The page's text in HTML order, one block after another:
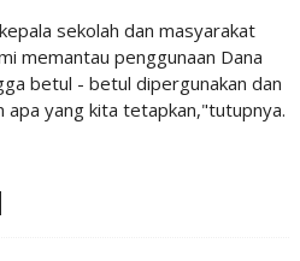
sekolah dan masyarakat
memantau penggunaan Dana
betul - betul dipergunakan dan
apa yang kita tetapkan,"tutupnya.